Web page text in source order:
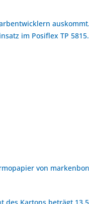
im Posiflex TP 5815.
von